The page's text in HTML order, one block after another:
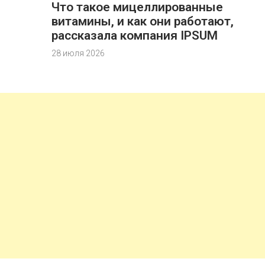
Что такое мицеллированные
витамины, и как они работают,
рассказала компания IPSUM
28 июля 2026